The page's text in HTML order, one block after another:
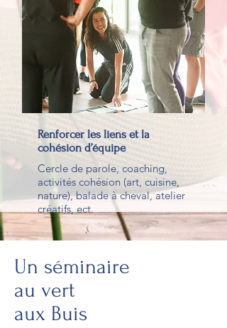
Renforcer les liens et la
cohésion d’équipe
Cercle de parole, coaching,
activités cohésion (art, cuisine,
nature), balade à cheval, atelier
créatifs, ect.
Un séminaire
au vert
aux Buis